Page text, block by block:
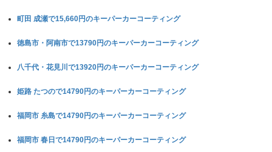
町田 成瀬で15,660円のキーパーカーコーティング
徳島市・阿南市で13790円のキーパーカーコーティング
八千代・花見川で13920円のキーパーカーコーティング
姫路 たつので14790円のキーパーカーコーティング
福岡市 糸島で14790円のキーパーカーコーティング
福岡市 春日で14790円のキーパーカーコーティング